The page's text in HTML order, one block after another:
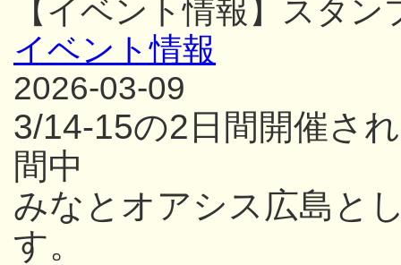
【イベント情報】スタ
イベント情報
2026-03-09
3/14-15の2日間開催さ
間中
みなとオアシス広島と
す。